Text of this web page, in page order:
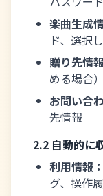
楽曲生成
ド、選択
贈り先情
める場合）
お問い合
先情報
2.2 自動的に
利用情報：
グ、操作